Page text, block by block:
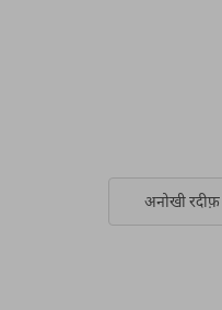
अनोखी रदीफ़